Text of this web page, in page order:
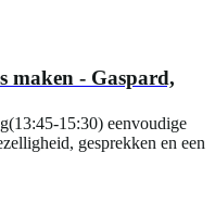
maken - Gaspard,
15:30) eenvoudige
gesprekken en een